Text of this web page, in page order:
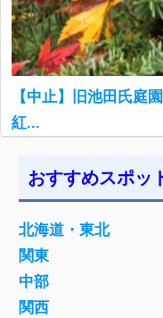
【中止】旧池田氏庭
紅...
おすすめスポッ
北海道・東北
関東
中部
関西